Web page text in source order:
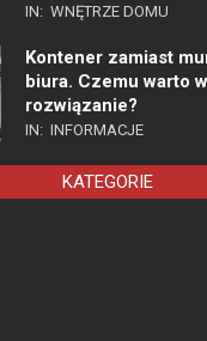
IN: WNĘTRZE DOMU
Kontener zamiast
biura. Czemu warto
rozwiązanie?
IN: INFORMACJE
KATEGORIE